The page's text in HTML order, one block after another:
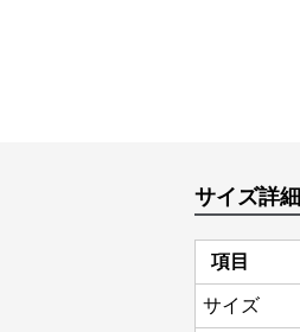
サイズ詳細
項目
サイズ